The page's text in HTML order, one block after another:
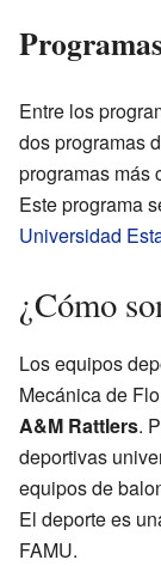
Entre los
dos programas
programas más
Este programa
Universidad
¿Cómo
Los equipos
Mecánica de
A&M Rattlers.
deportivas
equipos de
El deporte es
FAMU.